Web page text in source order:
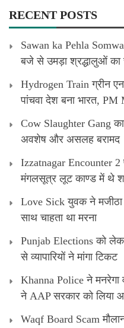
RECENT POSTS
Sawan ka Pehla
बजे से उमड़ा श्रद्धालुओं का
Hydrogen Train ग्रीन
पांचवा देश बना भारत, PM
Cow Slaughter Gang
अवशेष और असलह बरामद
Izzatnagar Encounter
मंगलसूत्र लूट काण्‍ड में थे
Love Sick युवक ने मजीठा
साथ चाहता था मरना
Punjab Elections को
से व्यापारियों ने मांगा टिकट
Khanna Police ने मनरेगा
ने AAP सरकार को लिया
Waqf Board Scam